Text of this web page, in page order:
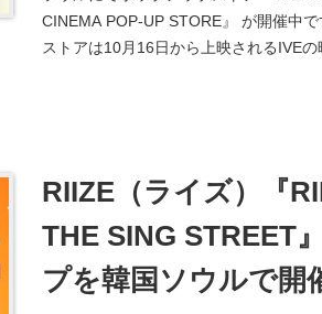
CINEMA POP-UP STORE』 が開催中
ストアは10月16日から上映されるIVEの
RIIZE（ライズ）『
THE SING STREET
プを韓国ソウルで開